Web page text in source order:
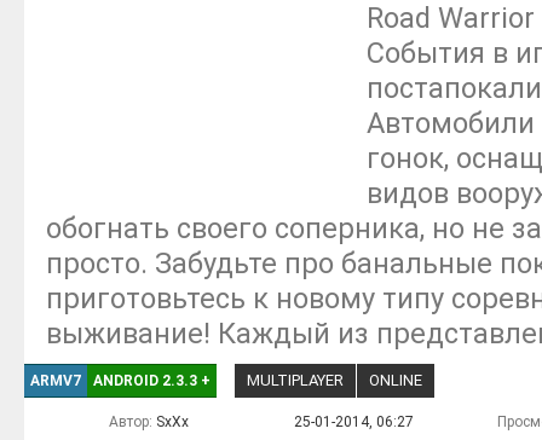
Road
События в
гонок,
видов
обогнать своего соперника, но не
просто. Забудьте про банальные
приготовьтесь к новому типу
выживание! Каждый из
ARMV7 ANDROID 2.3.3 + MULTIPLAYER ONLINE
Автор: SxXx 25-01-2014, 06:27